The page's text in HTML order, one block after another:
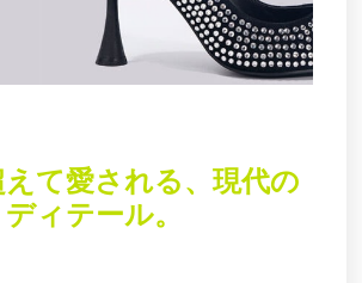
て愛される、現代の
ディテール。